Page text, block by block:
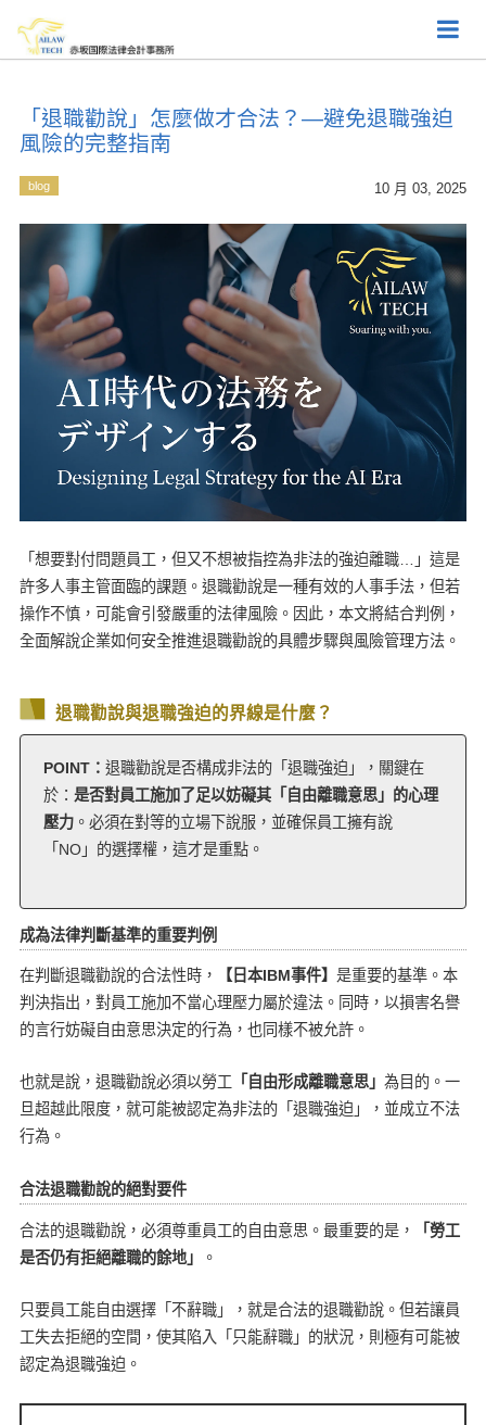
「退職勸說」怎麼做才合法？—避免退職強迫
風險的完整指南
10 月 03, 2025
blog
「想要對付問題員工，但又不想被指控為非法的強迫離職…」這是
許多人事主管面臨的課題。退職勸說是一種有效的人事手法，但若
操作不慎，可能會引發嚴重的法律風險。因此，本文將結合判例，
全面解說企業如何安全推進退職勸說的具體步驟與風險管理方法。
退職勸說與退職強迫的界線是什麼？
POINT：退職勸說是否構成非法的「退職強迫」，關鍵在
於：是否對員工施加了足以妨礙其「自由離職意思」的心理
壓力 。必須在對等的立場下說服，並確保員工擁有說
「NO」的選擇權，這才是重點。
成為法律判斷基準的重要判例
在判斷退職勸說的合法性時， 【日本IBM事件】 是重要的基準。本
判決指出，對員工施加不當心理壓力屬於違法。同時，以損害名譽
的言行妨礙自由意思決定的行為，也同樣不被允許。
也就是說，退職勸說必須以勞工 「自由形成離職意思」 為目的。一
旦超越此限度，就可能被認定為非法的「退職強迫」，並成立不法
行為。
合法退職勸說的絕對要件
合法的退職勸說，必須尊重員工的自由意思。最重要的是，
「勞工
是否仍有拒絕離職的餘地」
。
只要員工能自由選擇「不辭職」，就是合法的退職勸說。但若讓員
工失去拒絕的空間，使其陷入「只能辭職」的狀況，則極有可能被
認定為退職強迫。